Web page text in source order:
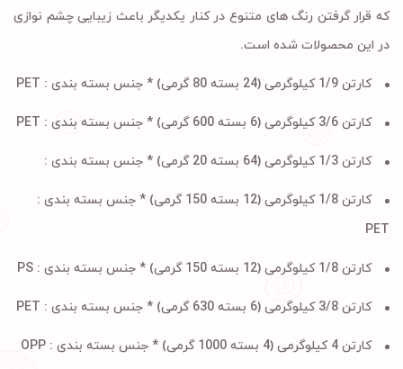
که قرار گرفتن رنگ های متنوع در کنار یکدیگر باعث زیبایی چشم نوازی
در این محصولات شده است.
کارتن 1/9 کیلوگرمی (24 بسته 80 گرمی) * جنس بسته بندی :
کارتن 3/6 کیلوگرمی (6 بسته 600 گرمی) * جنس بسته بندی :
کارتن 1/3 کیلوگرمی (64 بسته 20 گرمی) * جنس بسته بندی :
کارتن 1/8 کیلوگرمی (12 بسته 150 گرمی) * جنس بسته بندی :
PET
کارتن 1/8 کیلوگرمی (12 بسته 150 گرمی) * جنس بسته بندی :
کارتن 3/8 کیلوگرمی (6 بسته 630 گرمی) * جنس بسته بندی :
کارتن 4 کیلوگرمی (4 بسته 1000 گرمی) * جنس بسته بندی :